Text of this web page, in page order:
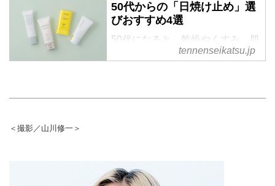
50代からの「日焼け止め」選
びおすすめ4選
50代になると、乾燥やくすみ、肌
のゆらぎなど、若いころとは違う
でなく保湿力や使い心地で選ぶこ
tennenseikatsu.jp
＜撮影／山川修一＞